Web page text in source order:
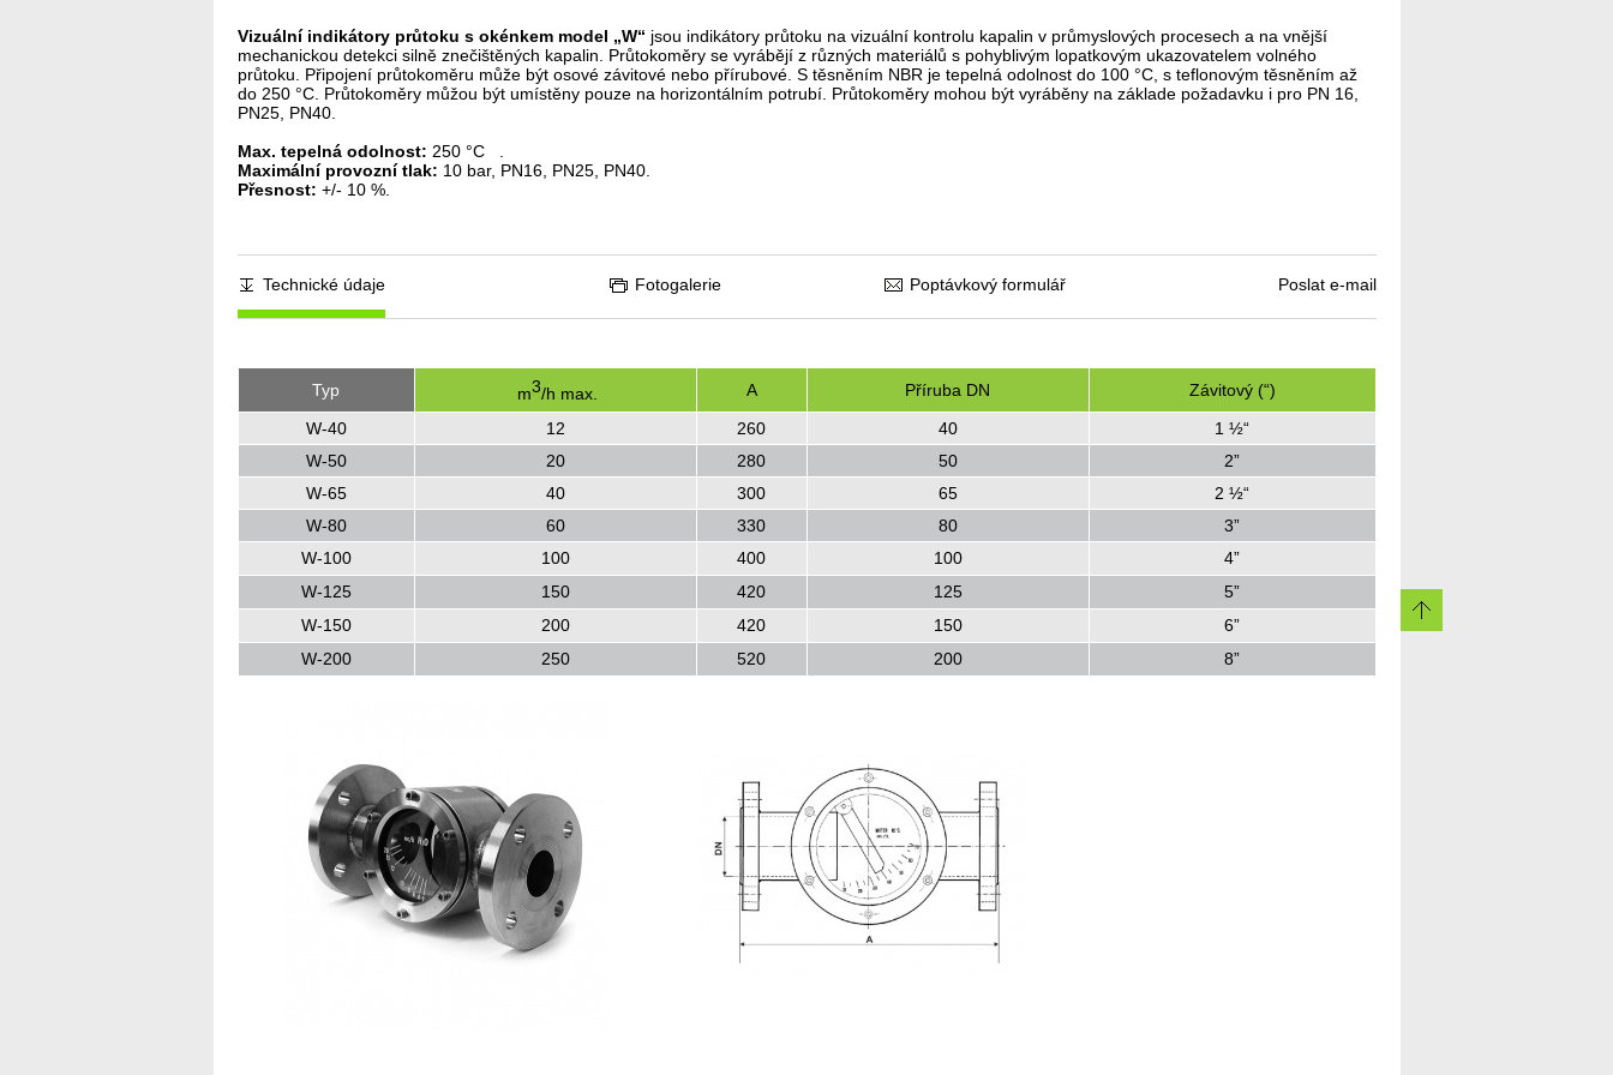
Vizuální indikátory průtoku s okénkem model „W“ jsou indikátory průtoku na vizuální kontrolu kapalin v průmyslových procesech a na vnější
mechanickou detekci silně znečištěných kapalin. Průtokoměry se vyrábějí z různých materiálů s pohyblivým lopatkovým ukazovatelem volného
průtoku. Připojení průtokoměru může být osové závitové nebo přírubové. S těsněním NBR je tepelná odolnost do 100 °C, s teflonovým těsněním až
do 250 °C. Průtokoměry můžou být umístěny pouze na horizontálním potrubí. Průtokoměry mohou být vyráběny na základe požadavku i pro PN 16,
PN25, PN40.
Max. tepelná odolnost: 250 °C .
Maximální provozní tlak: 10 bar, PN16, PN25, PN40.
Přesnost: +/- 10 %.
Technické údaje Fotogalerie Poptávkový formulář Poslat e-mail
Typ m3/h max. A Příruba DN
Závitový (“)
W-40
12 260 40
1 ½“
W-50
20 280 50
2”
W-65
40 300 65
2 ½“
W-80
60 330 80
3”
W-100
100 400 100
4”
W-125
150 420 125
5”
W-150
200 420 150
6”
W-200
250 520 200 8”